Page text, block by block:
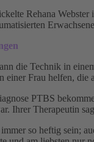
Rehana
die Technik in
einer Frau helfen,
PTBS
Ihrer Therapeutin
so heftig sein;